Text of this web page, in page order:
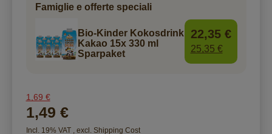
Famiglie e offerte speciali
Bio-Kinder Kokosdrink
Kakao 15x 330 ml
Sparpaket
22,35 €
25,35 €
1,69 €
1,49 €
Incl. 19% VAT excl. Shipping Cost